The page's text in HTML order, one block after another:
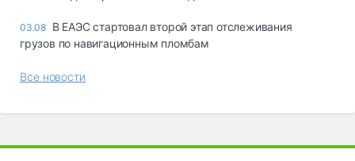
03.08 В ЕАЭС стартовал второй этап отслеживания
грузов по навигационным пломбам
Все новости